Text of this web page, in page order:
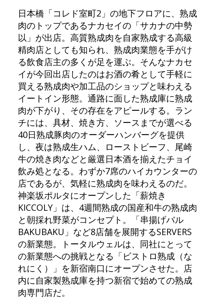
日本橋「コレド室町2」の地下フロアに、熟成
肉のトップであるナカセイの「サカナの中勢
以」が出店。高質熟成肉を自家熟成する高級
精肉店としても知られ、熟成肉業態を手がけ
る飲食店主の多くが足を運ぶ。そんなナカセ
イが今回出店したのはお酒の肴として手軽に
買える熟成肉や加工品のショップと味わえる
イートイン形態。通路に面した熟成庫に熟成
肉が下がり、その存在をアピールする。ラン
チには、具材、焼き方、ソースまでが選べる
40日熟成豚肉のオーダーハンバーグを提供
し、夜は熟成生ハム、ローストビーフ、尾崎
牛の焼き肉などと厳選日本酒を揃えたチョイ
飲み処となる。わずか7席のハイカウンターの
店であるが、気軽に熟成肉を味わえるのだ。
神楽坂ポルタにオープンした「薪焼き
KICCOLY」は、4週間熟成の国産和牛の熟成肉
と朝採れ野菜がコンセプト。「串揚げバル
BAKUBAKU」など8店舗を展開するSERVERS
の新業態。トータルウェルは、同社にとって
の新業態への挑戦となる「ビストロ熟成（な
れにく）」を新宿南口にオープンさせた。店
内に自家製熟成庫を持つ新宿で始めての熟成
肉専門店だ。